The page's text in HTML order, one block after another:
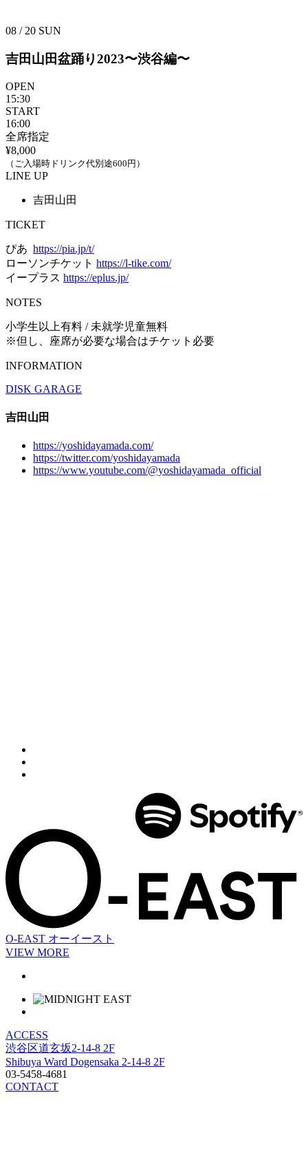
08 / 20 SUN
吉田山田盆踊り2023〜渋谷編〜
OPEN
15:30
START
16:00
全席指定
¥8,000
（ご入場時ドリンク代別途600円）
LINE UP
吉田山田
TICKET
ぴあ https://pia.jp/t/
ローソンチケット https://l-tike.com/
イープラス https://eplus.jp/
NOTES
小学生以上有料 / 未就学児童無料
※但し、座席が必要な場合はチケット必要
INFORMATION
DISK GARAGE
吉田山田
https://yoshidayamada.com/
https://twitter.com/yoshidayamada
https://www.youtube.com/@yoshidayamada_official
O-EAST オーイースト
VIEW MORE
ACCESS
渋谷区道玄坂2-14-8 2F
Shibuya Ward Dogensaka 2-14-8 2F
03-5458-4681
CONTACT